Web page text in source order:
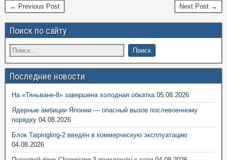
← Previous Post Next Post →
Поиск по сайту
Последние новости
На «Тяньване-8» завершена холодная обкатка 05.08.2026
Ядерные амбиции Японии — опасный вызов послевоенному
порядку 04.08.2026
Блок Taipingling-2 введён в коммерческую эксплуатацию
04.08.2026